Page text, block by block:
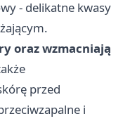
- delikatne kwasy
oraz wzmacniają
przed
i